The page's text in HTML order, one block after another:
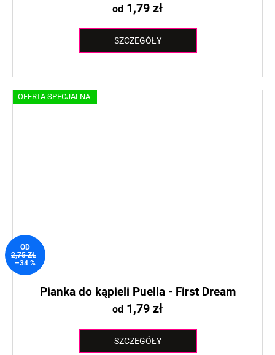
od 1,79 zł
SZCZEGÓŁY
OFERTA SPECJALNA
OD
2,75 ZŁ
–34 %
Pianka do kąpieli Puella - First Dream
od 1,79 zł
SZCZEGÓŁY